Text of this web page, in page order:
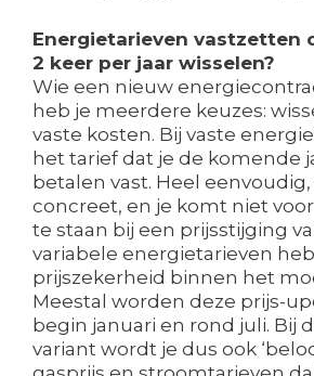
Energietarieven vastzetten
2 keer per jaar wisselen?
Wie een nieuw
heb je meerdere keuzes:
vaste kosten. Bij vaste
het tarief dat je de komende
betalen vast. Heel
concreet, en je komt niet
te staan bij een prijsstijging
variabele energietarieven
prijszekerheid binnen het
Meestal worden deze prijs-
begin januari en rond juli. Bij
variant wordt je dus ook